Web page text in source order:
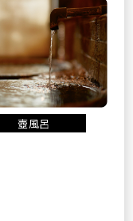
壺風呂